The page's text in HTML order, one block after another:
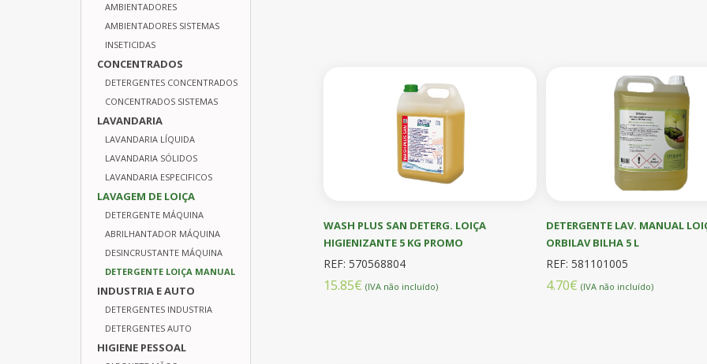
AMBIENTADORES
AMBIENTADORES SISTEMAS
INSETICIDAS
CONCENTRADOS
DETERGENTES CONCENTRADOS
CONCENTRADOS SISTEMAS
LAVANDARIA
LAVANDARIA LÍQUIDA
LAVANDARIA SÓLIDOS
LAVANDARIA ESPECIFICOS
LAVAGEM DE LOIÇA
DETERGENTE MÁQUINA
ABRILHANTADOR MÁQUINA
DESINCRUSTANTE MÁQUINA
DETERGENTE LOIÇA MANUAL
INDUSTRIA E AUTO
DETERGENTES INDUSTRIA
DETERGENTES AUTO
HIGIENE PESSOAL
WASH PLUS SAN DETERG. LOIÇA
HIGIENIZANTE 5 KG PROMO
REF: 570568804
15.85€ (IVA não incluído)
DETERGENTE LAV. MANUAL
ORBILAV BILHA 5 L
REF: 581101005
4.70€ (IVA não incluído)